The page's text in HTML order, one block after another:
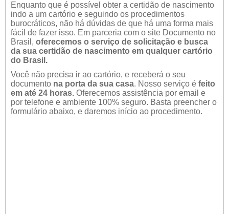
Enquanto que é possível obter a certidão de nascimento
indo a um cartório e seguindo os procedimentos
burocráticos, não há dúvidas de que há uma forma mais
fácil de fazer isso. Em parceria com o site Documento no
Brasil, oferecemos o serviço de solicitação e busca
da sua certidão de nascimento em qualquer cartório
do Brasil.
Você não precisa ir ao cartório, e receberá o seu
documento na porta da sua casa. Nosso serviço é feito
em até 24 horas. Oferecemos assistência por email e
por telefone e ambiente 100% seguro. Basta preencher o
formulário abaixo, e daremos início ao procedimento.